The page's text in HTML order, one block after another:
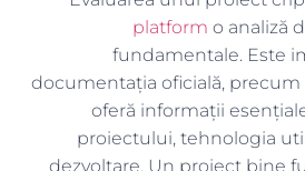
platform o analiză
fundamentale. Este
documentația oficială,
oferă informații
proiectului, tehnologia
dezvoltare. Un proiect bine